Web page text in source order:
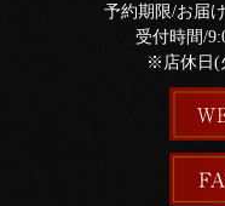
予約期限/お届
受付時間/
※店休日(